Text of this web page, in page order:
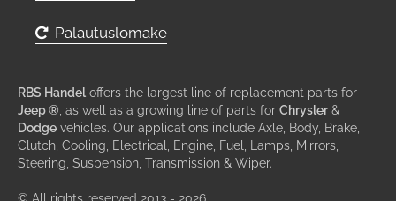
Palautuslomake
RBS Handel offers the largest line of replacement parts for
Jeep ® , as well as a growing line of parts for Chrysler &
Dodge vehicles. Our applications include Axle, Body, Brake,
Clutch, Cooling, Electrical, Engine, Fuel, Lamps, Mirrors,
Steering, Suspension, Transmission & Wiper.